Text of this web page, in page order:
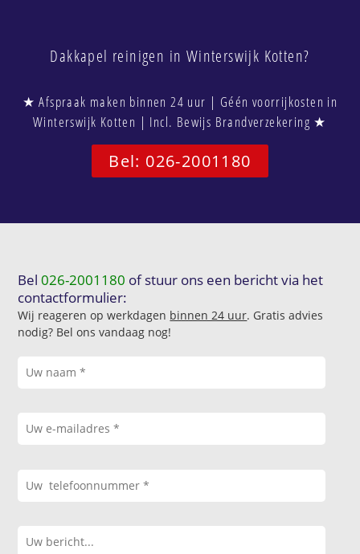
Dakkapel reinigen in Winterswijk Kotten?
★ Afspraak maken binnen 24 uur | Géén voorrijkosten in
Winterswijk Kotten | Incl. Bewijs Brandverzekering ★
Bel: 026-2001180
Bel026-2001180 of stuur ons een bericht via het
contactformulier:
Wij reageren op werkdagen binnen 24 uur. Gratis advies
nodig? Bel ons vandaag nog!